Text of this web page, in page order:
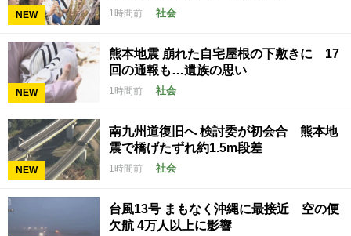
NEW 1時間前 社会
NEW
熊本地震 崩れた自宅屋根の下敷きに 17
回の通報も…遺族の思い
1時間前 社会
NEW
南九州道復旧へ 検討委が初会合 熊本地
震で橋げたずれ約1.5m段差
1時間前 社会
台風13号 まもなく沖縄に最接近 空の便
欠航 4万人以上に影響